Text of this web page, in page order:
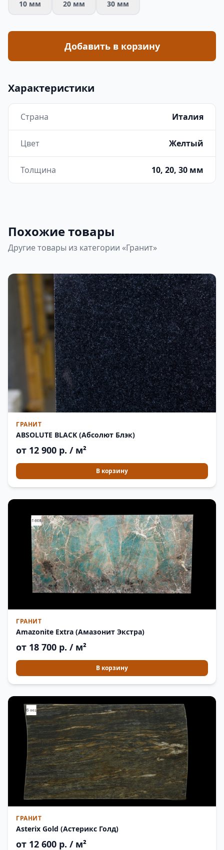
10 мм 20 мм 30 мм
Добавить в корзину
Характеристики
Страна Италия
Цвет Желтый
Толщина 10, 20, 30 мм
Похожие товары
Другие товары из категории «Гранит»
ГРАНИТ
ABSOLUTE BLACK (Абсолют Блэк)
от 12 900 р. / м²
В корзину
ГРАНИТ
Amazonite Extra (Амазонит Экстра)
от 18 700 р. / м²
В корзину
ГРАНИТ
Asterix Gold (Астерикс Голд)
от 12 600 р. / м²